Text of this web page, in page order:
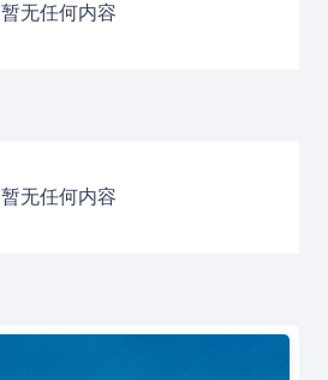
暂无任何内容
暂无任何内容